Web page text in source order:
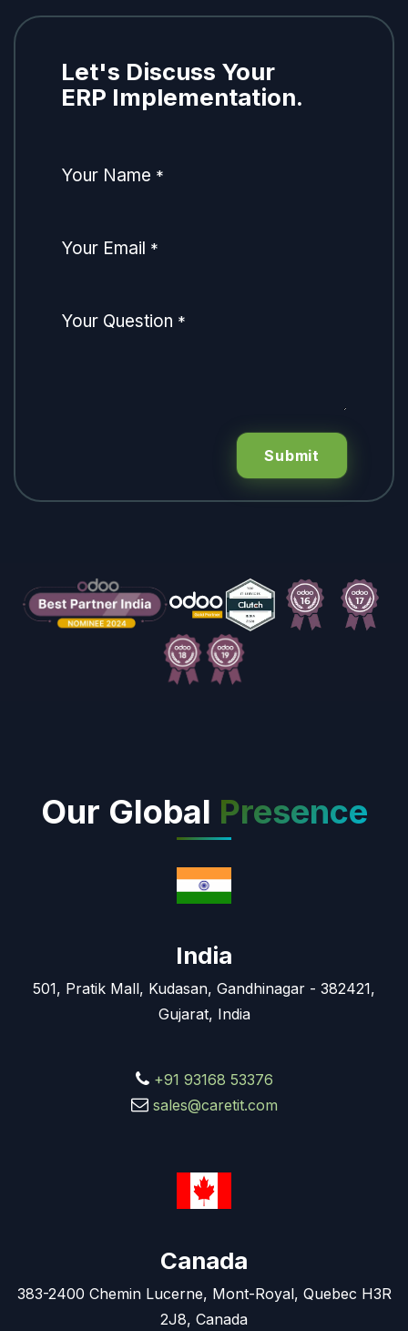
Let's Discuss Your
ERP Implementation.
Your Name *
Your Email *
Your Question *
Submit
Our Global Presence
India
501, Pratik Mall, Kudasan, Gandhinagar - 382421,
Gujarat, India
+91 93168 53376
sales@caretit.com
Canada
383-2400 Chemin Lucerne, Mont-Royal, Quebec H3R
2J8, Canada